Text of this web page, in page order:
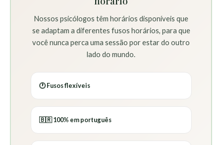
Nossos psicólogos têm horários disponíveis que
se adaptam a diferentes fusos horários, para que
você nunca perca uma sessão por estar do outro
lado do mundo.
🕐 Fusos flexíveis
🇧🇷 100% em português